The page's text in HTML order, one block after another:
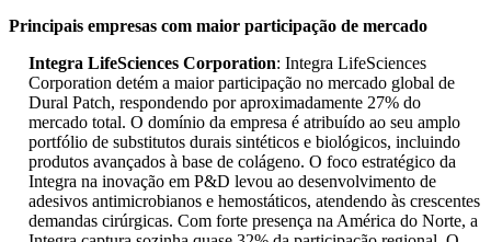
Principais empresas com maior participação de mercado
Integra LifeSciences Corporation: Integra LifeSciences
Corporation detém a maior participação no mercado global de
Dural Patch, respondendo por aproximadamente 27% do
mercado total. O domínio da empresa é atribuído ao seu amplo
portfólio de substitutos durais sintéticos e biológicos, incluindo
produtos avançados à base de colágeno. O foco estratégico da
Integra na inovação em P&D levou ao desenvolvimento de
adesivos antimicrobianos e hemostáticos, atendendo às crescentes
demandas cirúrgicas. Com forte presença na América do Norte, a